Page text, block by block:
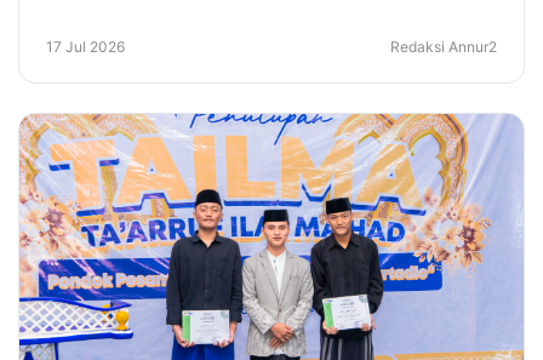
17 Jul 2026 Redaksi Annur2